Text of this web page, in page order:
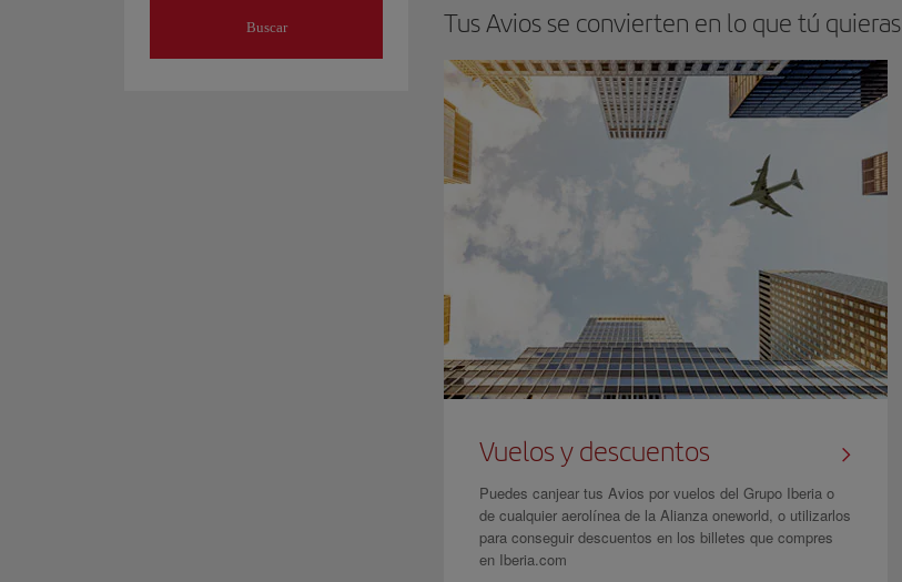
Tus Avios se convierten en lo que tú quieras
Vuelos y descuentos
Puedes canjear tus Avios por vuelos del Grupo Iberia o
de cualquier aerolínea de la Alianza oneworld, o utilizarlos
para conseguir descuentos en los billetes que compres
en Iberia.com
Buscar